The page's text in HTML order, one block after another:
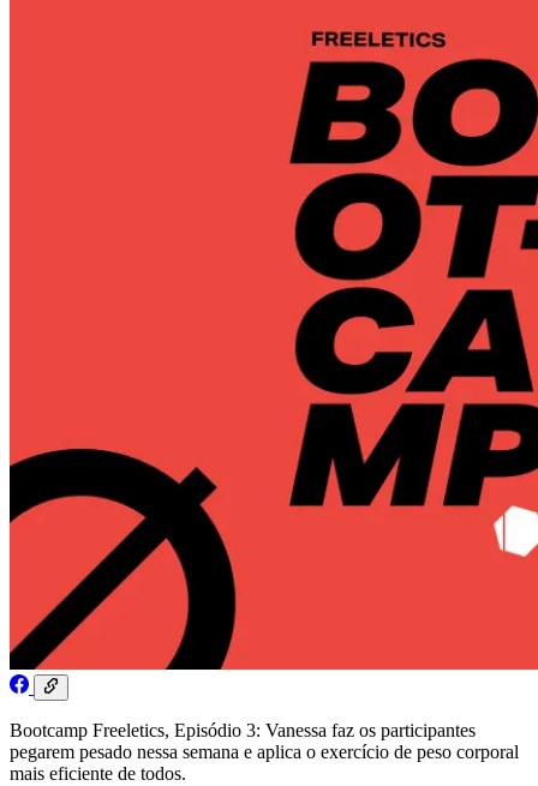
Bootcamp Freeletics, Episódio 3: Vanessa faz os participantes
pegarem pesado nessa semana e aplica o exercício de peso corporal
mais eficiente de todos.